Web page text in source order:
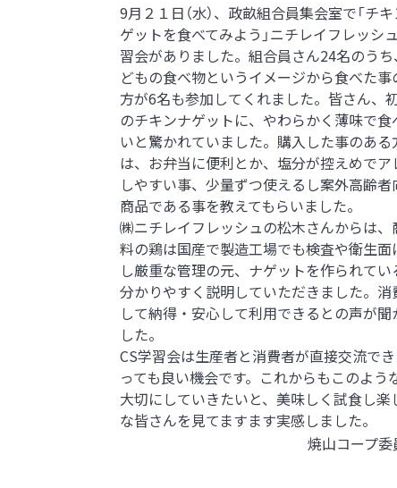
9月２１日（水）、政畝組合員集会室で「チ
ゲットを食べてみよう」ニチレイフレッシ
習会がありました。組合員さん24名のう
どもの食べ物というイメージから食べた事
方が6名も参加してくれました。皆さん、
のチキンナゲットに、やわらかく薄味で食
いと驚かれていました。購入した事のある
は、お弁当に便利とか、塩分が控えめでア
しやすい事、少量ずつ使えるし案外高齢者
商品である事を教えてもらいました。
㈱ニチレイフレッシュの松木さんからは、
料の鶏は国産で製造工場でも検査や衛生面
し厳重な管理の元、ナゲットを作られてい
分かりやすく説明していただきました。消
して納得・安心して利用できるとの声が聞
した。
CS学習会は生産者と消費者が直接交流で
っても良い機会です。これからもこのよう
大切にしていきたいと、美味しく試食し楽
な皆さんを見てますます実感しました。
焼山コープ